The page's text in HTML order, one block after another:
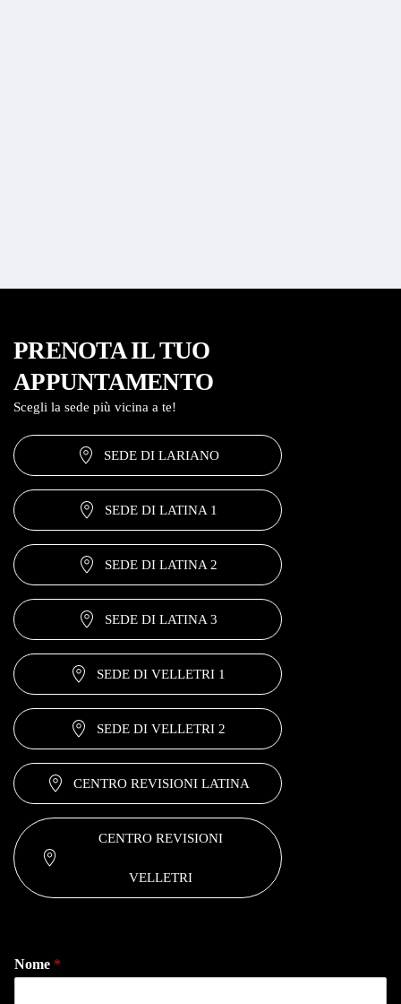
PRENOTA IL TUO
APPUNTAMENTO
Scegli la sede più vicina a te!
SEDE DI LARIANO
SEDE DI LATINA 1
SEDE DI LATINA 2
SEDE DI LATINA 3
SEDE DI VELLETRI 1
SEDE DI VELLETRI 2
CENTRO REVISIONI LATINA
CENTRO REVISIONI
VELLETRI
Nome *